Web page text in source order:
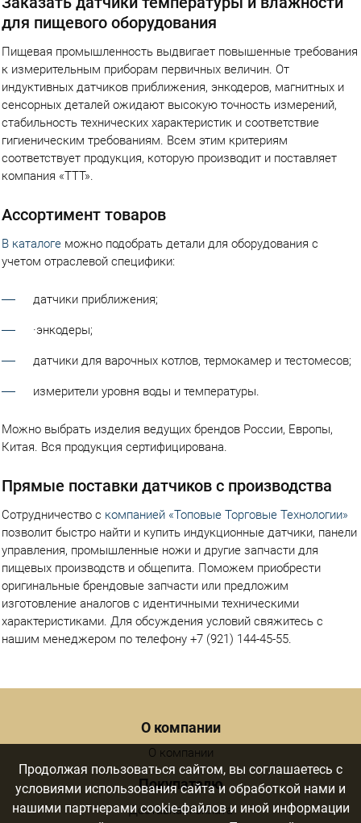
для пищевого оборудования
Пищевая промышленность выдвигает повышенные требования
к измерительным приборам первичных величин. От
индуктивных датчиков приближения, энкодеров, магнитных и
сенсорных деталей ожидают высокую точность измерений,
стабильность технических характеристик и соответствие
гигиеническим требованиям. Всем этим критериям
соответствует продукция, которую производит и поставляет
компания «ТТТ».
Ассортимент товаров
В каталоге можно подобрать детали для оборудования с
учетом отраслевой специфики:
датчики приближения;
·энкодеры;
датчики для варочных котлов, термокамер и тестомесов;
измерители уровня воды и температуры.
Можно выбрать изделия ведущих брендов России, Европы,
Китая. Вся продукция сертифицирована.
Прямые поставки датчиков с производства
Сотрудничество с компанией «Топовые Торговые Технологии»
позволит быстро найти и купить индукционные датчики, панели
управления, промышленные ножи и другие запчасти для
пищевых производств и общепита. Поможем приобрести
оригинальные брендовые запчасти или предложим
изготовление аналогов с идентичными техническими
характеристиками. Для обсуждения условий свяжитесь с
нашим менеджером по телефону +7 (921) 144-45-55.
О компании
О компании
Покупателю
Доставка и оплата
Продолжая пользоваться сайтом, вы соглашаетесь с
условиями использования сайта и обработкой нами и
нашими партнерами cookie-файлов и иной информации